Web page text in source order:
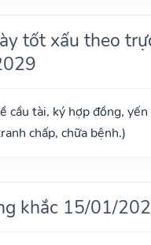
tốt xấu theo
cầu tài, ký hợp đồng, yến
chấp, chữa bệnh.)
khắc 15/01/